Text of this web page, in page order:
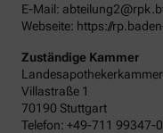
E-Mail:
Webseite: https://
Zuständige Kammer
Villastraße 1
70190 Stuttgart
Telefon: +49-711 99347-0